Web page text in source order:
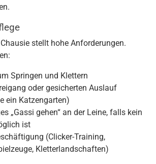
stellt hohe Anforderungen.
Springen und Klettern
oder gesicherten Auslauf
ein Katzengarten)
„Gassi gehen“ an der Leine, falls kein
ist
(Clicker-Training,
Kletterlandschaften)